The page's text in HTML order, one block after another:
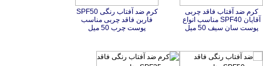
کرم ضد آفتاب فاقد چربی
آقایان SPF40 مناسب انواع
پوست سان سیف 50 میل
کرم ضد آفتاب رنگی SPF50
فاربن فاقد چربی مناسب
پوست چرب 50 میل